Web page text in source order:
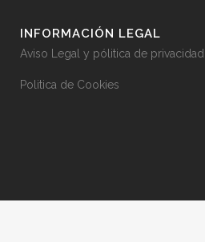
INFORMACIÓN LEGAL
Aviso Legal y pólitica de privacidad
Politica de Cookies